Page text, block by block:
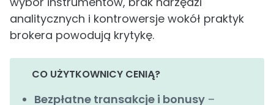
analitycznych i kontrowersje wokół praktyk
brokera powodują krytykę.
CO UŻYTKOWNICY CENIĄ?
Bezpłatne transakcje i bonusy –